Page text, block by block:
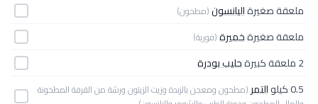
ملعقة صغيرةاليانسون(مطحون)
ملعقة صغيرةخميرة(فورية)
2 ملعقة كبيرة
حليب بودرة
0.5 كيلو
التمر (مطحون ومعجن بالزبدة وزيت الزيتون ورشة من القرفة المطحونة